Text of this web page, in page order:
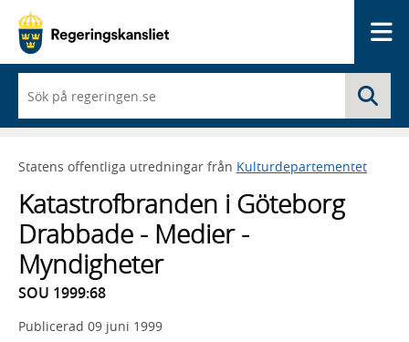
du
börjar
skriva
framträder
lista
med
sökförslag
Statens offentliga utredningar från Kulturdepartementet
Katastrofbranden i Göteborg
Drabbade - Medier -
Myndigheter
SOU 1999:68
Publicerad 09 juni 1999